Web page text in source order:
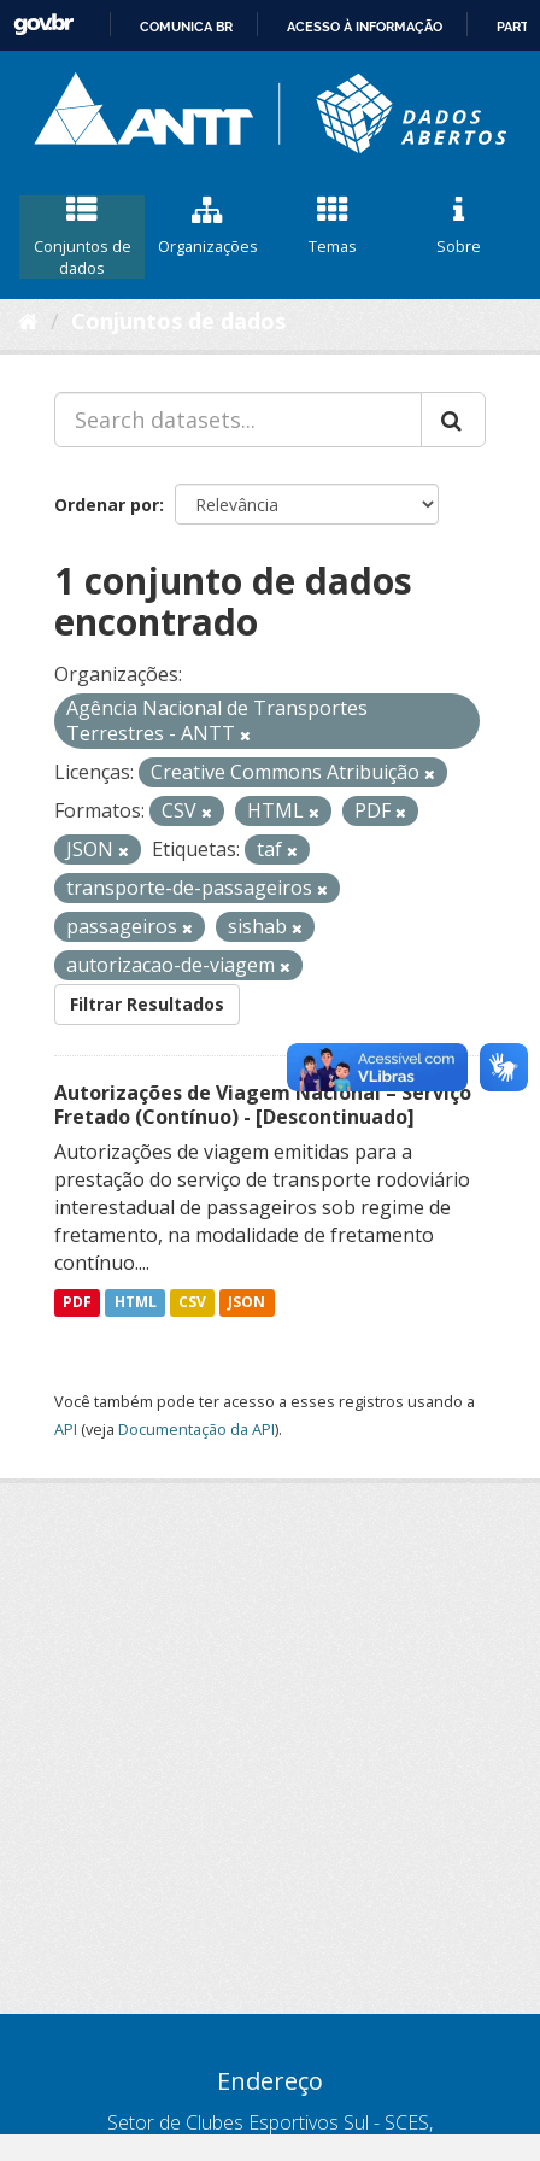
CONTEÚDO
COMUNICA BR ACESSO À INFORMAÇÃO
Conjuntos de
dados
Organizações Temas Sobre
Ordenar por
1 conjunto de dados
encontrado
Organizações:
Agência Nacional de Transportes
Terrestres - ANTT
Licenças:
Creative Commons Atribuição
Formatos:
CSV HTML
PDF
JSON
Etiquetas:
taf
transporte-de-passageiros
passageiros
sishab
autorizacao-de-viagem
Filtrar Resultados
Autorizações de Viagem Nacional – Serviço
Fretado (Contínuo) - [Descontinuado]
Autorizações de viagem emitidas para a
prestação do serviço de transporte rodoviário
interestadual de passageiros sob regime de
fretamento, na modalidade de fretamento
contínuo....
PDF HTML CSV JSON
Você também pode ter acesso a esses registros usando a
API (veja Documentação da API).
Endereço
Setor de Clubes Esportivos Sul - SCES,